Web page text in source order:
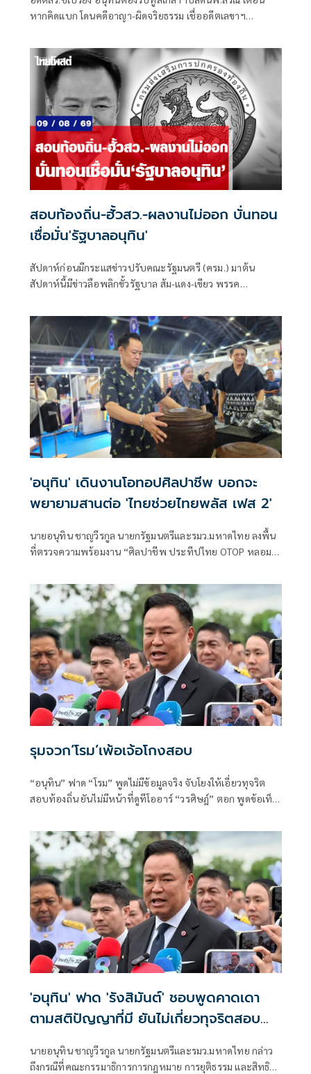
หากคิดแบก โดนคดีอาญา-ผิดจริยธรรม เชื่ออดีตเลขาฯ
สอบท้องถิ่น-ฮั้วสว.-ผลงานไม่ออก บั่นทอน
เชื่อมั่น'รัฐบาลอนุทิน'
สัปดาห์ก่อนมีกระแสข่าวปรับคณะรัฐมนตรี (ครม.) มาต้น
สัปดาห์นี้มีข่าวลือพลิกขั้วรัฐบาล ส้ม-แดง-เขียว พรรค
'อนุทิน' เดินงานโอทอปศิลปาชีพ บอกจะ
พยายามสานต่อ 'ไทยช่วยไทยพลัส เฟส 2'
นายอนุทิน ชาญวีรกูล นายกรัฐมนตรีและรมว.มหาดไทย ลงพื้น
ที่ตรวจความพร้อมงาน “ศิลปาชีพ ประทีปไทย OTOP หลอม
สิงหาคม นี้ ณ อาคารชาเลนเจอร์ 1–3 อิมแพ็ค เมืองทองธานี ซึ่ง
นายกรัฐมนตรีจะเดินทางมาเปิดงานอย่างเป็นทางการ ในวัน
จันทร์ที่ 10 สิงหาคม
รุมจวก‘โรม’เพ้อเจ้อโกงสอบ
“อนุทิน” ฟาด “โรม” พูดไม่มีข้อมูลจริง จับโยงให้เอี่ยวทุจริต
สอบท้องถิ่น ยันไม่มีหน้าที่ดูทีโออาร์ “วรศิษฎ์” ตอก พูดข้อเท็จ
'อนุทิน' ฟาด 'รังสิมันต์' ชอบพูดคาดเดา
ตามสติปัญญาที่มี ยันไม่เกี่ยวทุจริตสอบ
นายอนุทิน ชาญวีรกูล นายกรัฐมนตรีและรมว.มหาดไทย กล่าว
ถึงกรณีที่คณะกรรมาธิการการกฎหมาย การยุติธรรม และสิทธิ